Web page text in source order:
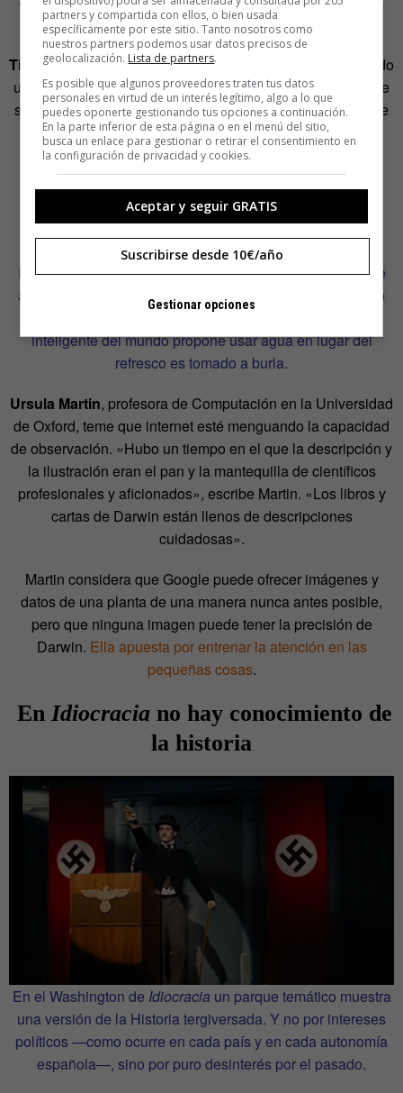
búsqueda sin fin».
Tim O’Reilly,editor de libros sobre tecnología y considerado
un visionario tecnológico, teme que «si la ciencia no ofrece
soluciones rápidas, el mundo caerá en la apatía, la falta de
fe en la ciencia y el progreso, y después caerá en la
melancolía y una nueva edad oscura».
Los ciudadanos deIdiocracia
paran a observar las cosas
EnIdiocraciauno de los mayores problemas es la falta de
alimentos porque los campos son regados con el refresco
patrocinado por el gobierno. Cuando el hombre más
inteligente del mundo propone usar agua en lugar del
refresco es tomado a burla.
Ursula Martin, profesora de Computación en la Universidad
de Oxford, teme que internet esté menguando la capacidad
de observación. «Hubo un tiempo en el que la descripción y
la ilustración eran el pan y la mantequilla de científicos
profesionales y aficionados», escribe Martin. «Los libros y
cartas de Darwin están llenos de descripciones
cuidadosas».
Martin considera que Google puede ofrecer imágenes y
datos de una planta de una manera nunca antes posible,
pero que ninguna imagen puede tener la precisión de
Darwin. Ella apuesta por entrenar la atención en las
pequeñas cosas.
En Idiocracia no hay conocimiento de
la historia
En el Washington de Idiocracia un parque temático muestra
una versión de la Historia tergiversada. Y no por intereses
políticos —como ocurre en cada país y en cada autonomía
española—, sino por puro desinterés por el pasado.
partners y compartida con ellos, o bien usada
específicamente por este sitio. Tanto nosotros como
nuestros partners podemos usar datos precisos de
geolocalización. Lista de partners.
Es posible que algunos proveedores traten tus datos
personales en virtud de un interés legítimo, algo a lo que
puedes oponerte gestionando tus opciones a continuación.
En la parte inferior de esta página o en el menú del sitio,
busca un enlace para gestionar o retirar el consentimiento en
la configuración de privacidad y cookies.
Aceptar y seguir GRATIS
Suscribirse desde 10€/año
Gestionar opciones